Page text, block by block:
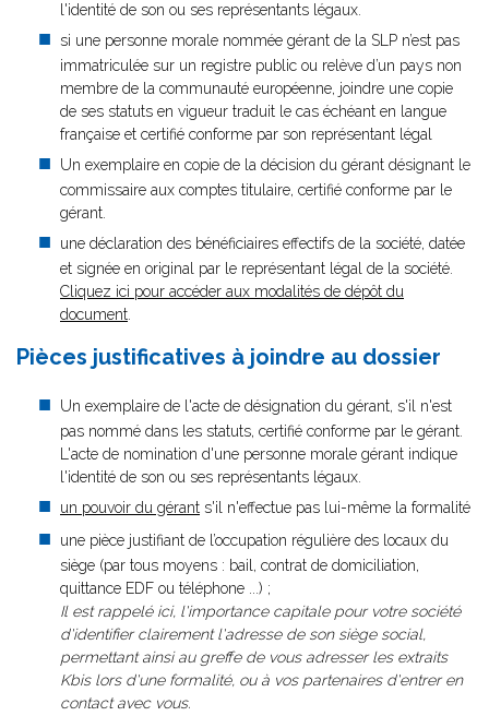
l'identité de son ou ses représentants légaux.
si une personne morale nommée gérant de la SLP n’est pas
immatriculée sur un registre public ou relève d’un pays non
membre de la communauté européenne, joindre une copie
de ses statuts en vigueur traduit le cas échéant en langue
française et certifié conforme par son représentant légal
Un exemplaire en copie de la décision du gérant désignant le
commissaire aux comptes titulaire, certifié conforme par le
gérant.
une déclaration des bénéficiaires effectifs de la société, datée
et signée en original par le représentant légal de la société.
Cliquez ici pour accéder aux modalités de dépôt du
document
Pièces justificatives à joindre au dossier
Un exemplaire de l'acte de désignation du gérant, s'il n'est
pas nommé dans les statuts, certifié conforme par le gérant.
L'acte de nomination d'une personne morale gérant indique
l'identité de son ou ses représentants légaux.
un pouvoir du gérant s'il n'effectue pas lui-même la formalité
une pièce justifiant de l’occupation régulière des locaux du
siège (par tous moyens : bail, contrat de domiciliation,
quittance EDF ou téléphone ...) ;
Il est rappelé ici, l'importance capitale pour votre société
d'identifier clairement l'adresse de son siège social,
permettant ainsi au greffe de vous adresser les extraits
Kbis lors d'une formalité, ou à vos partenaires d'entrer en
contact avec vous.